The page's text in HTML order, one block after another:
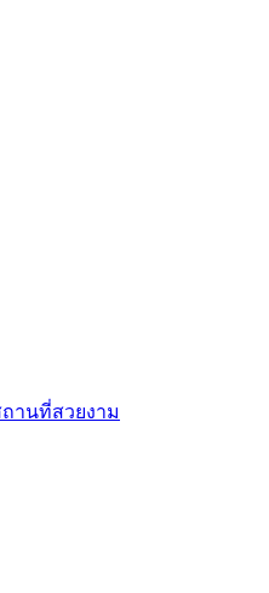
านที่สวยงาม